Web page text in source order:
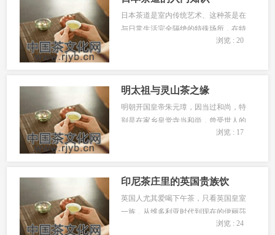
日本茶道是室内传统艺术、这种茶是在
与日常生活完全隔绝的特殊场所，在特
定的时间内举行的艺术仪式，必须通过
浏览 : 20
明太祖与灵山茶之缘
明朝开国皇帝朱元璋，因当过和尚，特
别是在家乡皇觉寺当和尚，曾受世人的
浏览 : 17
印尼茶庄里的英国贵族饮
英国人尤其爱喝下午茶，只看英国皇室
一族，从维多利亚时代到现在的伊丽莎
白二世，下午茶几乎成了英国的正式社
浏览 : 24